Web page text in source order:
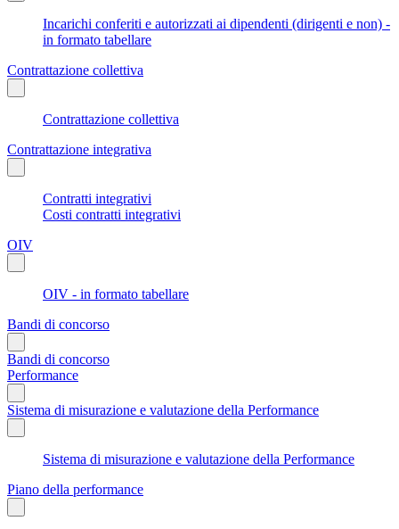
Incarichi conferiti e autorizzati ai dipendenti (dirigenti e non) -
in formato tabellare
Contrattazione collettiva
Contrattazione collettiva
Contrattazione integrativa
Contratti integrativi
Costi contratti integrativi
OIV
OIV - in formato tabellare
Bandi di concorso
Bandi di concorso
Performance
Sistema di misurazione e valutazione della Performance
Sistema di misurazione e valutazione della Performance
Piano della performance